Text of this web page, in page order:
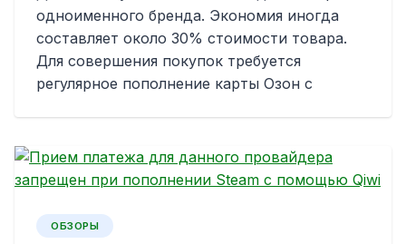
одноименного бренда. Экономия иногда
составляет около 30% стоимости товара.
Для совершения покупок требуется
регулярное пополнение карты Озон с
ОБЗОРЫ